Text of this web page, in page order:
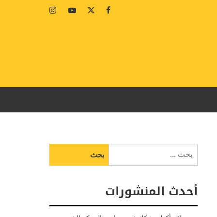
Facebook
Twitter
Youtube
Instagram
عن:
أحدث المنشورات